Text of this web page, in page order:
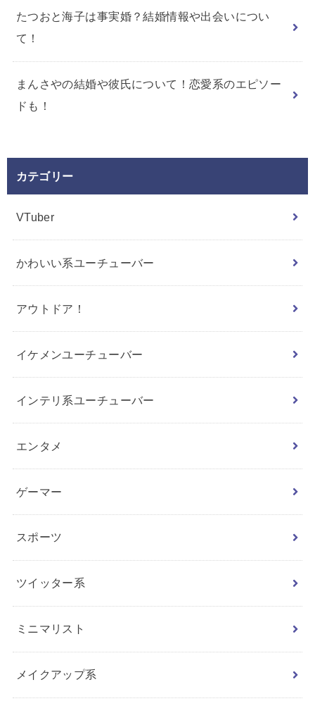
たつおと海子は事実婚？結婚情報や出会いについ
て！
まんさやの結婚や彼氏について！恋愛系のエピソー
ドも！
カテゴリー
VTuber
かわいい系ユーチューバー
アウトドア！
イケメンユーチューバー
インテリ系ユーチューバー
エンタメ
ゲーマー
スポーツ
ツイッター系
ミニマリスト
メイクアップ系